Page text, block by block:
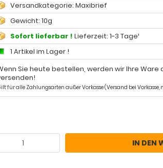
Versandkategorie: Maxibrief
Gewicht: 10g
Sofort lieferbar ! Lieferzeit: 1-3 Tage¹
1 Artikel im Lager !
Sie heute bestellen, werden wir Ihre Ware
für alle Zahlungsarten außer Vorkasse (Versand bei
IN DEN